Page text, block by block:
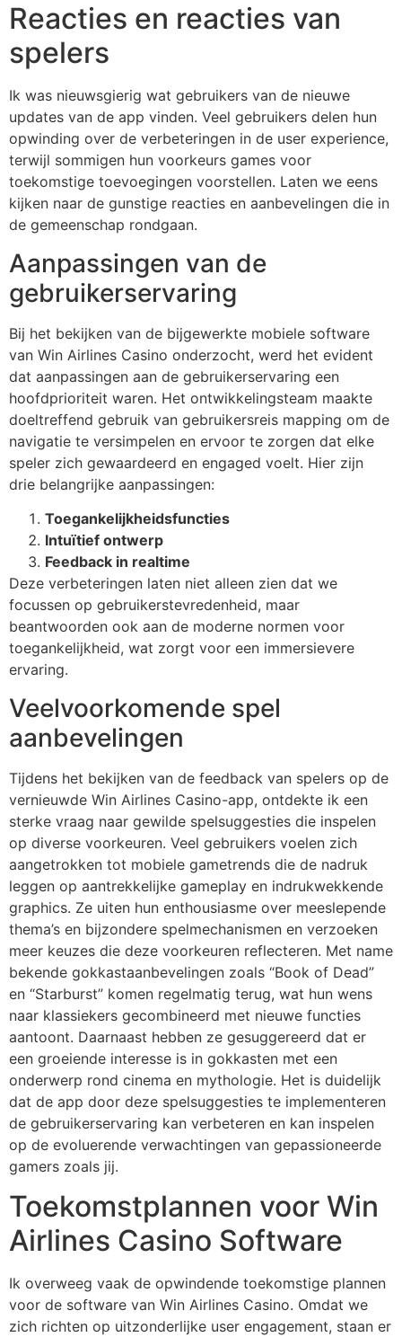
Reacties en reacties van
spelers
Ik was nieuwsgierig wat gebruikers van de nieuwe
updates van de app vinden. Veel gebruikers delen hun
opwinding over de verbeteringen in de user experience,
terwijl sommigen hun voorkeurs games voor
toekomstige toevoegingen voorstellen. Laten we eens
kijken naar de gunstige reacties en aanbevelingen die in
de gemeenschap rondgaan.
Aanpassingen van de
gebruikerservaring
Bij het bekijken van de bijgewerkte mobiele software
van Win Airlines Casino onderzocht, werd het evident
dat aanpassingen aan de gebruikerservaring een
hoofdprioriteit waren. Het ontwikkelingsteam maakte
doeltreffend gebruik van gebruikersreis mapping om de
navigatie te versimpelen en ervoor te zorgen dat elke
speler zich gewaardeerd en engaged voelt. Hier zijn
drie belangrijke aanpassingen:
Toegankelijkheidsfuncties
Intuïtief ontwerp
Feedback in realtime
Deze verbeteringen laten niet alleen zien dat we
focussen op gebruikerstevredenheid, maar
beantwoorden ook aan de moderne normen voor
toegankelijkheid, wat zorgt voor een immersievere
ervaring.
Veelvoorkomende spel
aanbevelingen
Tijdens het bekijken van de feedback van spelers op de
vernieuwde Win Airlines Casino-app, ontdekte ik een
sterke vraag naar gewilde spelsuggesties die inspelen
op diverse voorkeuren. Veel gebruikers voelen zich
aangetrokken tot mobiele gametrends die de nadruk
leggen op aantrekkelijke gameplay en indrukwekkende
graphics. Ze uiten hun enthousiasme over meeslepende
thema’s en bijzondere spelmechanismen en verzoeken
meer keuzes die deze voorkeuren reflecteren. Met name
bekende gokkastaanbevelingen zoals “Book of Dead”
en “Starburst” komen regelmatig terug, wat hun wens
naar klassiekers gecombineerd met nieuwe functies
aantoont. Daarnaast hebben ze gesuggereerd dat er
een groeiende interesse is in gokkasten met een
onderwerp rond cinema en mythologie. Het is duidelijk
dat de app door deze spelsuggesties te implementeren
de gebruikerservaring kan verbeteren en kan inspelen
op de evoluerende verwachtingen van gepassioneerde
gamers zoals jij.
Toekomstplannen voor Win
Airlines Casino Software
Ik overweeg vaak de opwindende toekomstige plannen
voor de software van Win Airlines Casino. Omdat we
zich richten op uitzonderlijke user engagement, staan er